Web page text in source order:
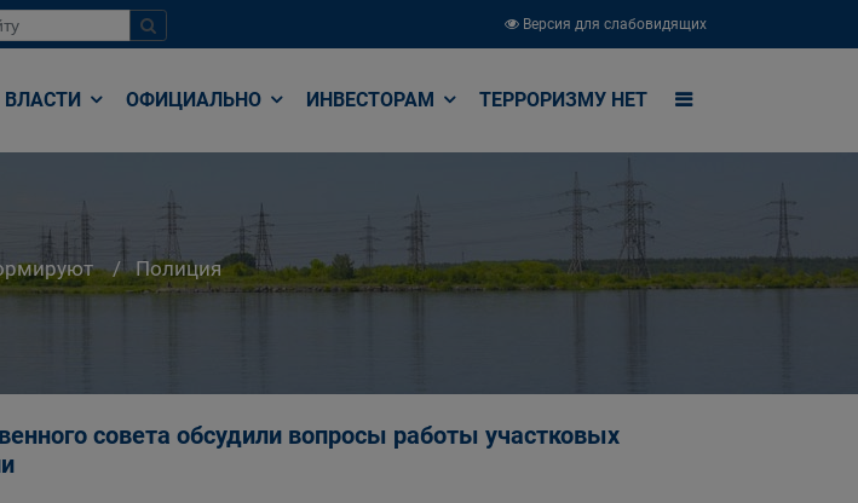
Версия для слабовидящих
ОФИЦИАЛЬНО ИНВЕСТОРАМ ТЕРРОРИЗМУ НЕТ
Полиция
совета обсудили вопросы работы участковых